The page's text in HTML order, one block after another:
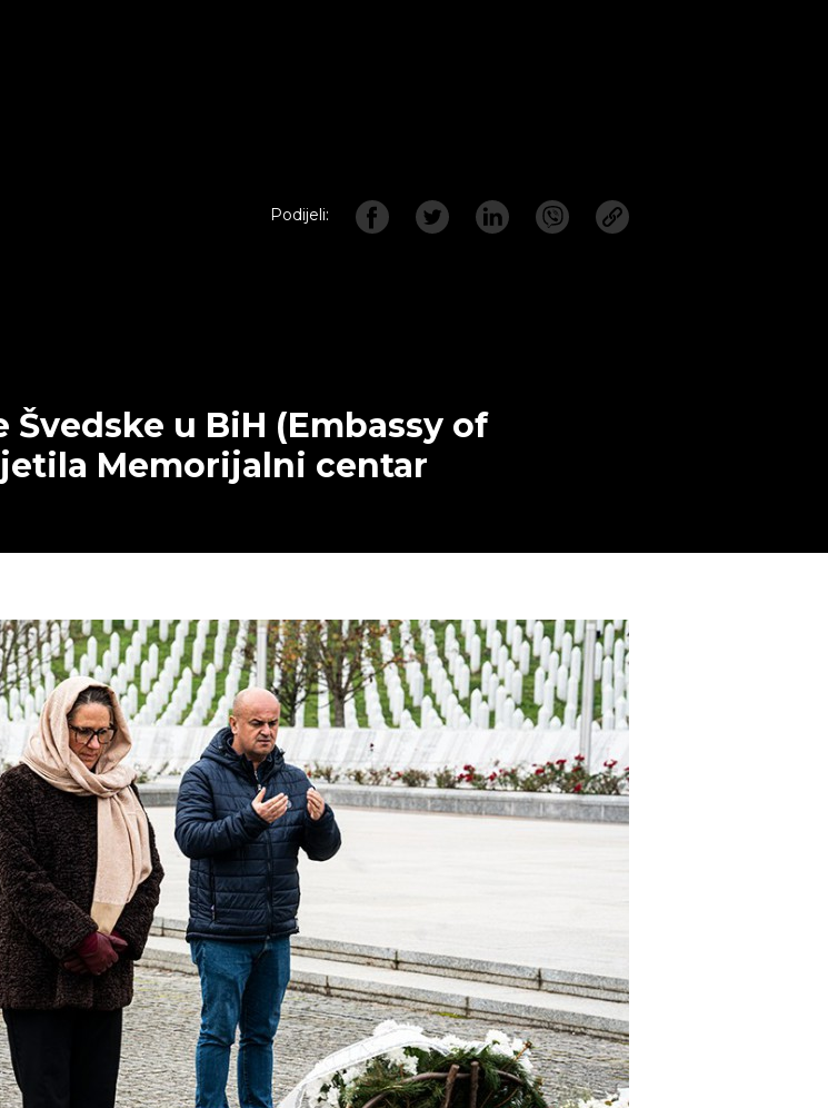
Podijeli:
u BiH (Embassy of
Memorijalni centar